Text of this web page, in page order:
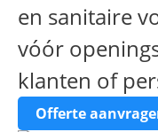
en sanitaire
vóór
klanten of
Offerte